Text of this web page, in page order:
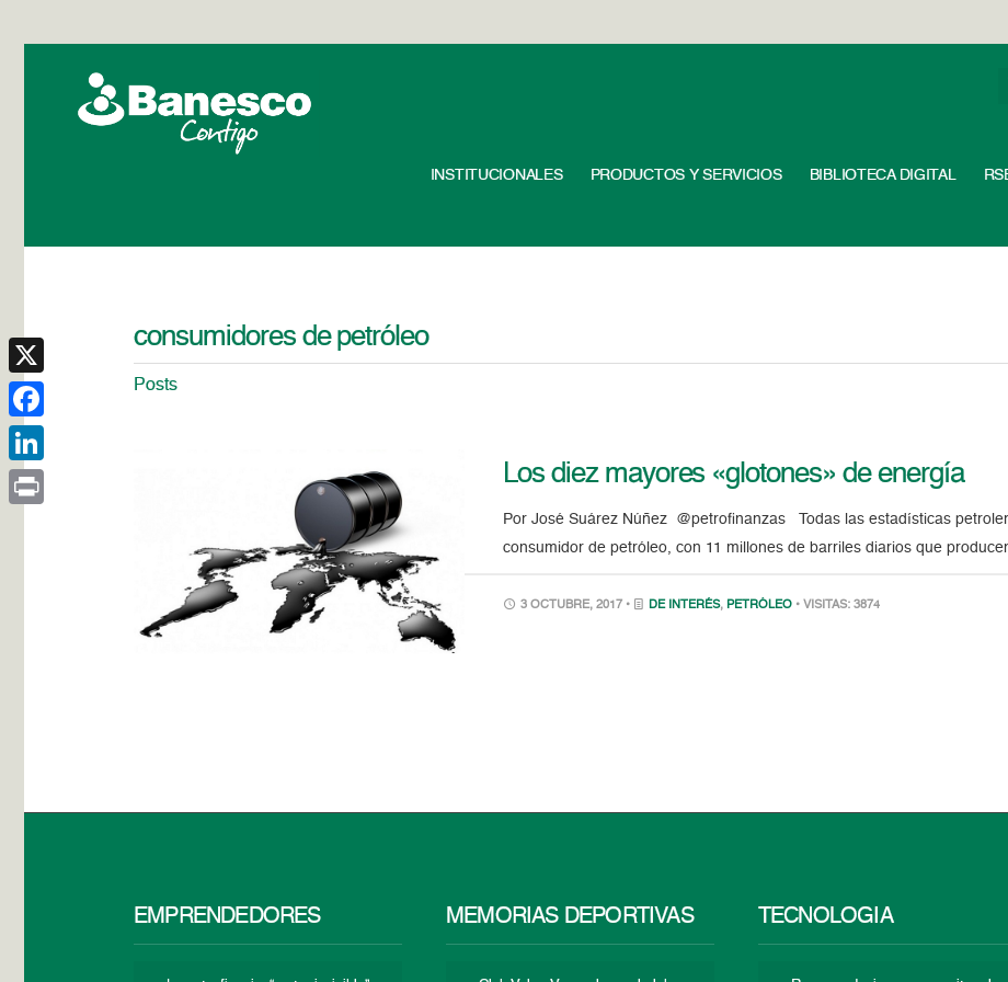
INSTITUCIONALES PRODUCTOS Y SERVICIOS BIBLIOTECA DIGITAL
consumidores de petróleo
Posts
Los diez mayores «glotones» de energía
Por José Suárez Núñez @petrofinanzas Todas las estadísticas
consumidor de petróleo, con 11 millones de barriles diarios que
3 OCTUBRE, 2017 • DE INTERÉS, PETRÓLEO • VISITAS: 3874
EMPRENDEDORES MEMORIAS DEPORTIVAS TECNOLOGÍA
X
Facebook
LinkedIn